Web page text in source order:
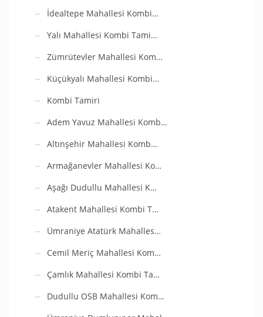
İdealtepe Mahallesi Kombi…
Yalı Mahallesi Kombi Tami…
Zümrütevler Mahallesi Kom…
Küçükyalı Mahallesi Kombi…
Kombi Tamiri
Adem Yavuz Mahallesi Komb…
Altınşehir Mahallesi Komb…
Armağanevler Mahallesi Ko…
Aşağı Dudullu Mahallesi K…
Atakent Mahallesi Kombi T…
Ümraniye Atatürk Mahalles…
Cemil Meriç Mahallesi Kom…
Çamlık Mahallesi Kombi Ta…
Dudullu OSB Mahallesi Kom…